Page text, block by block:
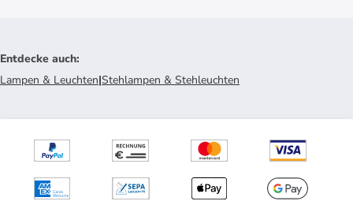
Entdecke auch:
Lampen & Leuchten|Stehlampen & Stehleuchten